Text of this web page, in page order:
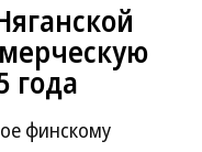
года
финскому